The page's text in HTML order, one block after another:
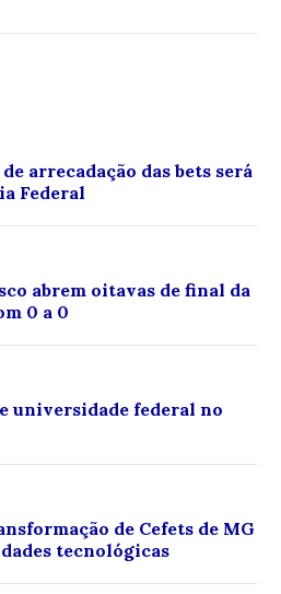
arrecadação das bets será
Federal
abrem oitavas de final da
0 a 0
universidade federal no
de Cefets de MG
tecnológicas